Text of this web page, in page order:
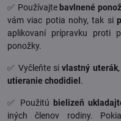
✅ Používajtebavlnené
vám viac potia nohy, tak si
aplikovaní prípravku proti
ponožky.
✅ Vyčleňte sivlastný uterák
utieranie chodidiel.
✅ Použitú bielizeň
iných členov rodiny.